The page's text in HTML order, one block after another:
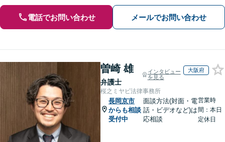
電話でお問い合わせ メールでお問い合わせ
曽崎 雄
弁護士
インタビュー
を見る
大阪府
桜之ミヤビ法律事務所
長岡京市
からも相談
受付中
面談方法(対面・電
話・ビデオなど)は
応相談
営業時
間：本日
定休日